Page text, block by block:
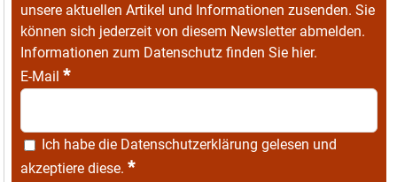
unsere aktuellen Artikel und Informationen zusenden. Sie
können sich jederzeit von diesem Newsletter abmelden.
Informationen zum Datenschutz finden Sie hier.
E-Mail *
Ich habe die Datenschutzerklärung gelesen und
akzeptiere diese. *